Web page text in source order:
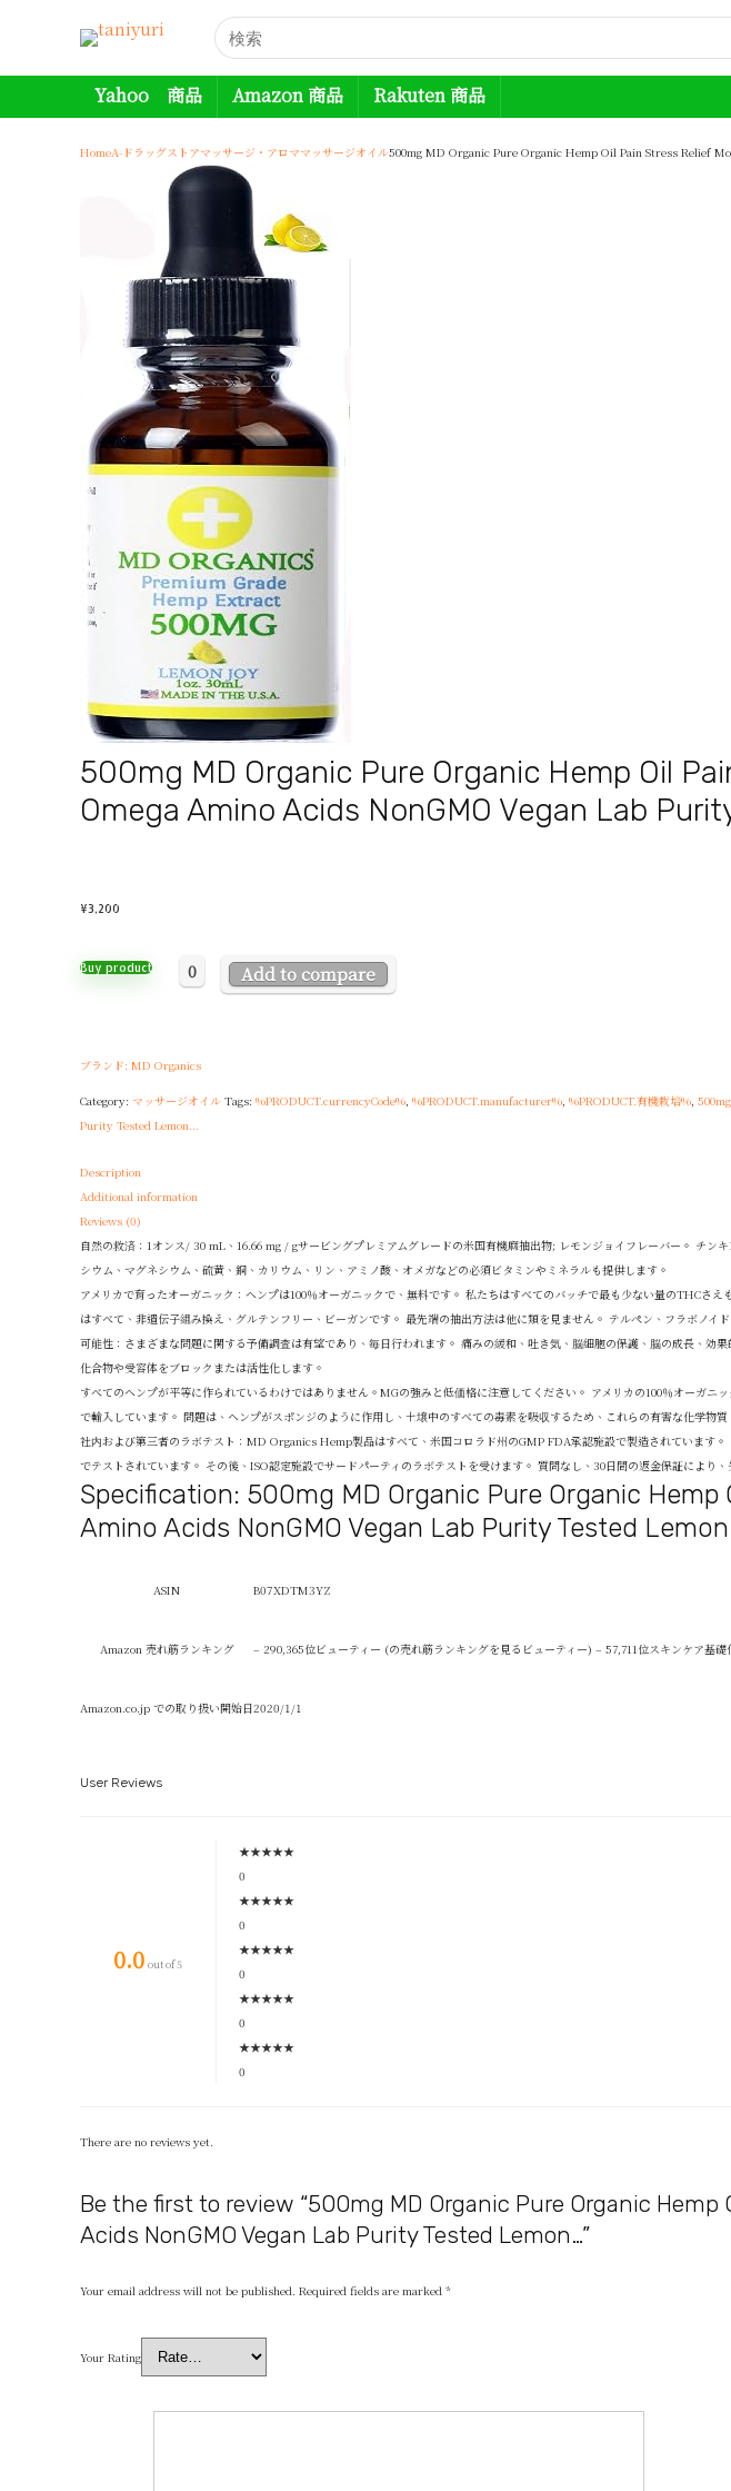
Yahoo 商品 Amazon 商品 Rakuten 商品
HomeA-ドラッグストアマッサージ・アロママッサージオイル500mg MD Organic Pure Organic Hemp Oil Pain Stress Relief
500mg MD Organic Pure Organic Hemp Oil
Omega Amino Acids NonGMO Vegan Lab
¥3,200
Buy product 0 Add to compare
ブランド: MD Organics
Category: マッサージオイル Tags: %PRODUCT.currencyCode%, %PRODUCT.manufacturer%, %PRODUCT.有機栽培%,
Purity Tested Lemon...
Description
Additional information
Reviews (0)
自然の救済：1オンス/ 30 mL、16.66 mg / gサービングプレミアムグレードの米国有機麻抽出物; レモンジョイフレーバー。 チ
シウム、マグネシウム、硫黄、銅、カリウム、リン、アミノ酸、オメガなどの必須ビタミンやミネラルも提供します。
アメリカで育ったオーガニック：ヘンプは100％オーガニックで、無料です。 私たちはすべてのバッチで最も少ない量のTHC
はすべて、非遺伝子組み換え、グルテンフリー、ビーガンです。 最先端の抽出方法は他に類を見ません。 テルペン、フラボノ
可能性：さまざまな問題に関する予備調査は有望であり、毎日行われます。 痛みの緩和、吐き気、脳細胞の保護、脳の成長、
化合物や受容体をブロックまたは活性化します。
すべてのヘンプが平等に作られているわけではありません。MGの強みと低価格に注意してください。 アメリカの100％オーガ
で輸入しています。 問題は、ヘンプがスポンジのように作用し、土壌中のすべての毒素を吸収するため、これらの有害な化学物
社内および第三者のラボテスト：MD Organics Hemp製品はすべて、米国コロラド州のGMP FDA承認施設で製造されています
でテストされています。 その後、ISO認定施設でサードパーティのラボテストを受けます。 質問なし、30日間の返金保証により、
Specification: 500mg MD Organic Pure Organic Hemp
Amino Acids NonGMO Vegan Lab Purity Tested
ASIN B07XDTM3YZ
Amazon 売れ筋ランキング – 290,365位ビューティー (の売れ筋ランキングを見るビューティー) – 57,711位スキンケア基礎
Amazon.co.jp での取り扱い開始日2020/1/1
User Reviews
0.0 out of 5
★★★★★
0
★★★★★
0
★★★★★
0
★★★★★
0
★★★★★
0
There are no reviews yet.
Be the first to review “500mg MD Organic Pure Organic
Acids NonGMO Vegan Lab Purity Tested Lemon…”
Your email address will not be published. Required fields are marked *
Your Rating